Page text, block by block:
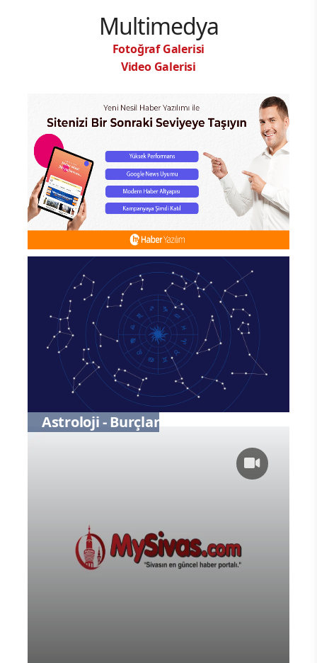
Multimedya
Fotoğraf Galerisi
Video Galerisi
Astroloji - Burçlar